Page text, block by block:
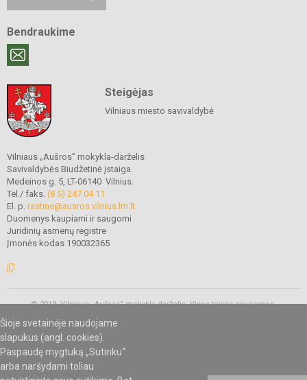
Šioje svetainėje naudojame
slapukus (angl. cookies).
Paspaudę mygtuką „Sutinku“
arba naršydami toliau
Bendraukime
Steigėjas
Vilniaus miesto savivaldybė
Vilniaus „Aušros” mokykla-darželis
Savivaldybės Biudžetinė įstaiga.
Medeinos g. 5, LT-06140 Vilnius.
Tel./ faks. (8 5) 247 04 11
El. p. rastine@ausros.vilnius.lm.lt
Duomenys kaupiami ir saugomi
Juridinių asmenų registre
Įmonės kodas 190032365
© 2019. Vilniaus „Aušros” mokykla-darželis. Visos teisės saugomos.